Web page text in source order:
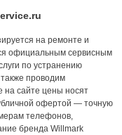
на ремонте и
официальным сервисным
по устранению
проводим
на сайте цены носят
офертой — точную
телефонов,
бренда Willmark